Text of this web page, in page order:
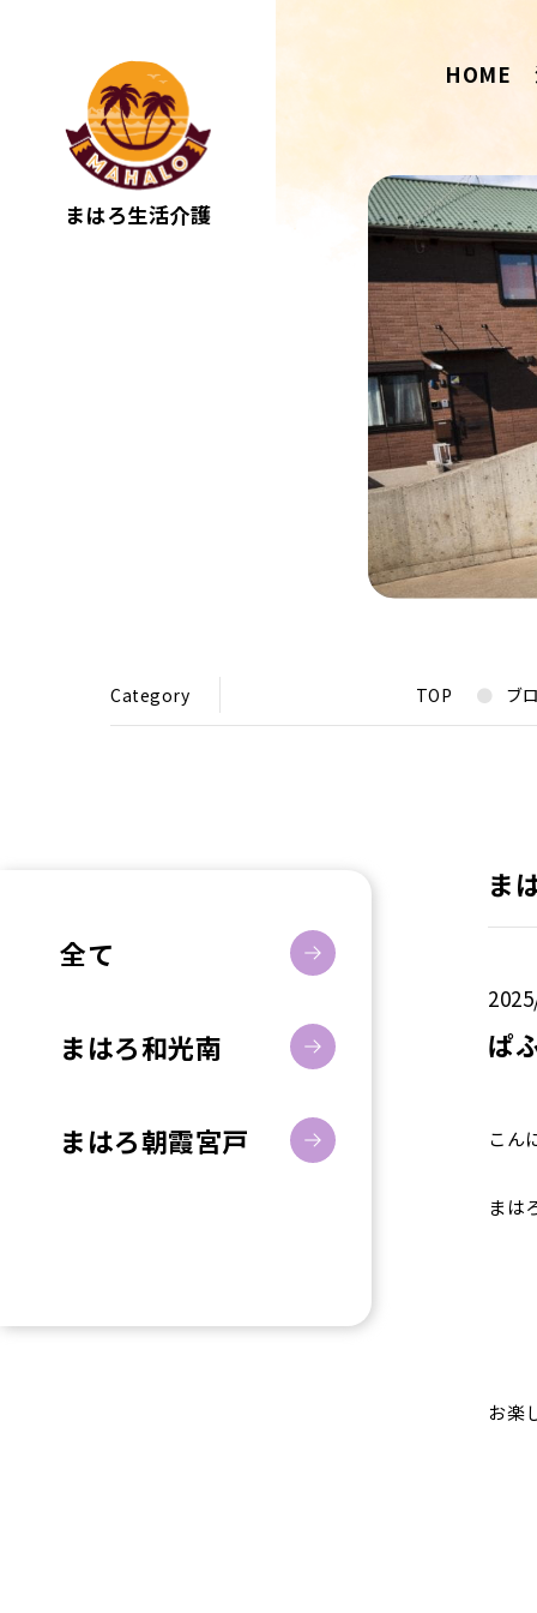
まはろ生活介護
HOME
Category TOP ブ
ま
ぱ
こん
まは
お楽
全て
まはろ和光南
まはろ朝霞宮戸